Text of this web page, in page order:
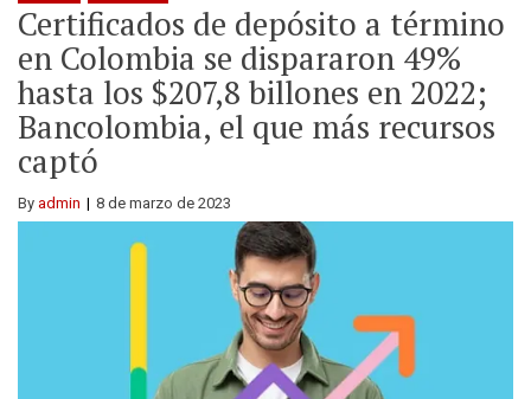
Certificados de depósito a término
en Colombia se dispararon 49%
hasta los $207,8 billones en 2022;
Bancolombia, el que más recursos
captó
By admin 8 de marzo de 2023